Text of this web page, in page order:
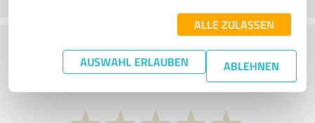
ALLE ZULASSEN
AUSWAHL ERLAUBEN ABLEHNEN
What do you think of the price to
performance ratio?